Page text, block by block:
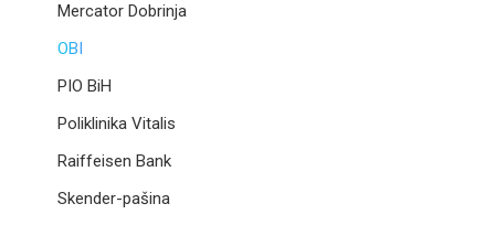
Mercator Dobrinja
OBI
PIO BiH
Poliklinika Vitalis
Raiffeisen Bank
Skender-pašina